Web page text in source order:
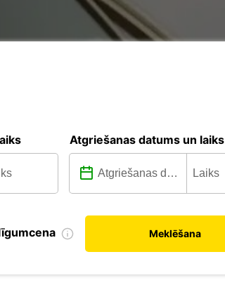
Atgriešanas datums un laiks
Meklēšana